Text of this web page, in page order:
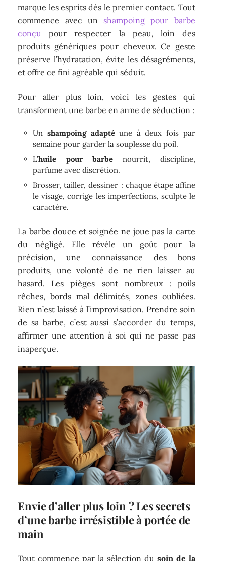
marque les esprits dès le premier contact. Tout
commence avec un shampoing pour barbe
conçu pour respecter la peau, loin des
produits génériques pour cheveux. Ce geste
préserve l’hydratation, évite les désagréments,
et offre ce fini agréable qui séduit.
Pour aller plus loin, voici les gestes qui
transforment une barbe en arme de séduction :
Un shampoing adaptéune à deux fois par
semaine pour garder la souplesse du poil.
L’huile pour barbe nourrit, discipline,
parfume avec discrétion.
Brosser, tailler, dessiner : chaque étape affine
le visage, corrige les imperfections, sculpte le
caractère.
La barbe douce et soignée ne joue pas la carte
du négligé. Elle révèle un goût pour la
précision, une connaissance des bons
produits, une volonté de ne rien laisser au
hasard. Les pièges sont nombreux : poils
rêches, bords mal délimités, zones oubliées.
Rien n’est laissé à l’improvisation. Prendre soin
de sa barbe, c’est aussi s’accorder du temps,
affirmer une attention à soi qui ne passe pas
inaperçue.
Envie d’aller plus loin ? Les secrets
d’une barbe irrésistible à portée de
main
Tout commence par la sélection du soin de la